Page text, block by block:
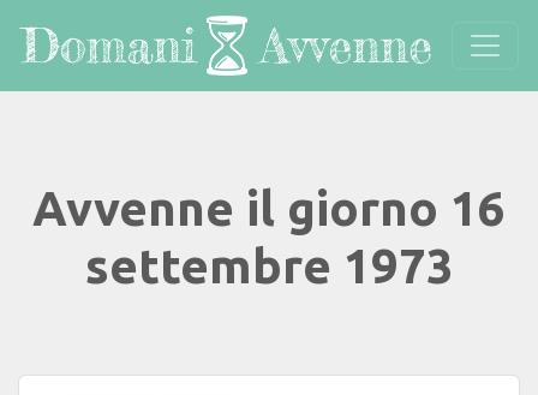
Avvenne il giorno 16
settembre 1973